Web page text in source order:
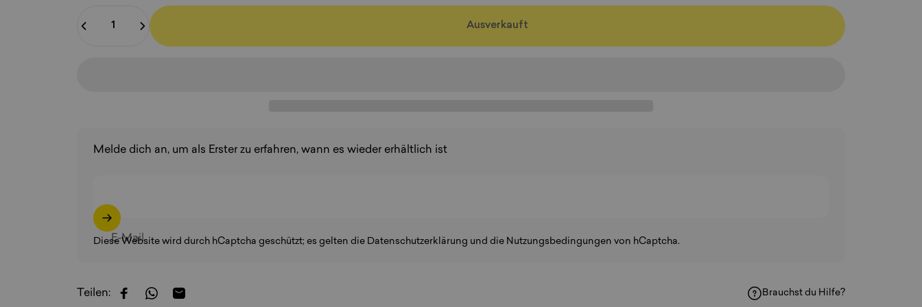
Ausverkauft
Melde dich an, um als Erster zu erfahren, wann es wieder erhältlich ist
E-Mail
Diese Website wird durch hCaptcha geschützt; es gelten die Datenschutzerklärung und die Nutzungsbedingungen von hCaptcha.
Teilen:
Auf Facebook teilen
Auf WhatsApp teilen
Per E-Mail teilen
Brauchst du Hilfe?